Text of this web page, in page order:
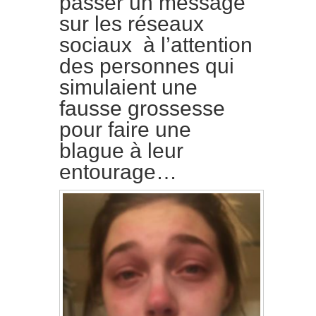
sur les réseaux
sociaux à l’attention
des personnes qui
simulaient une
fausse grossesse
pour faire une
blague à leur
entourage…